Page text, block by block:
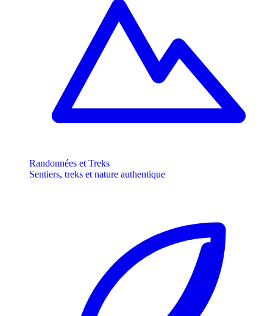
Randonnées et Treks
Sentiers, treks et nature authentique